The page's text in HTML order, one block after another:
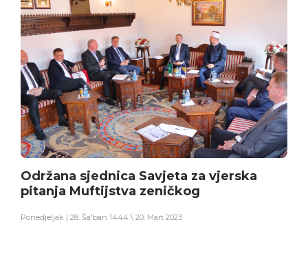
Održana sjednica Savjeta za vjerska
pitanja Muftijstva zeničkog
Ponedjeljak | 28. Ša'ban 1444 \ 20. Mart 2023